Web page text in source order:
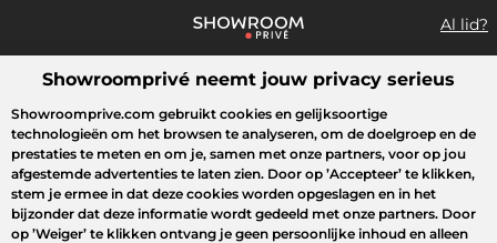
Al lid?
Wat zoek je?
Overzicht sales Sport Fashion Kids Beauty
Showroomprivé neemt jouw privacy serieus
Showroomprive.com gebruikt cookies en gelijksoortige
technologieën om het browsen te analyseren, om de doelgroep en de
prestaties te meten en om je, samen met onze partners, voor op jou
afgestemde advertenties te laten zien. Door op ’Accepteer’ te klikken,
stem je ermee in dat deze cookies worden opgeslagen en in het
bijzonder dat deze informatie wordt gedeeld met onze partners. Door
op ’Weiger’ te klikken ontvang je geen persoonlijke inhoud en alleen